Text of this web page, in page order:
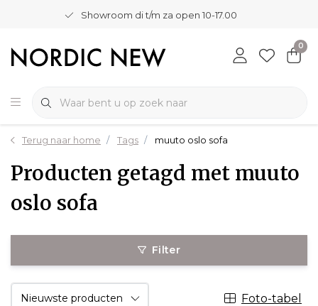
Showroom di t/m za open 10-17.00
0
Terug naar home Tags muuto oslo sofa
Producten getagd met muuto
oslo sofa
Filter
Foto-tabel